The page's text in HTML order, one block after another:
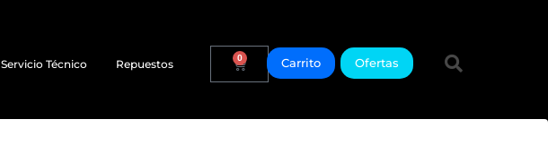
Servicio Técnico Repuestos 0 Carrito Ofertas